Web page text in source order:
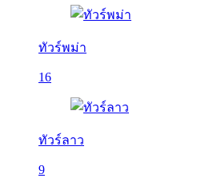
ทัวร์พม่า
16
ทัวร์ลาว
9